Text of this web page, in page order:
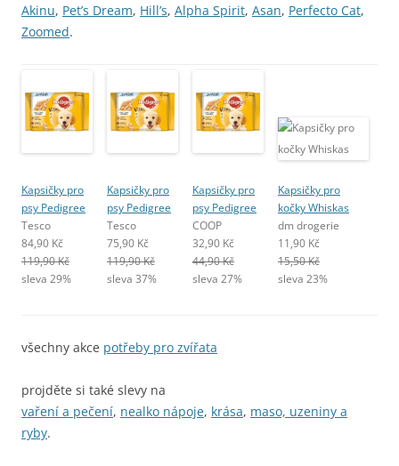
Akinu, Pet’s Dream, Hill’s, Alpha Spirit, Asan, Perfecto Cat,
Zoomed.
Kapsičky pro
psy Pedigree
Tesco
84,90 Kč
119,90 Kč
sleva 29%
Kapsičky pro
psy Pedigree
Tesco
75,90 Kč
119,90 Kč
sleva 37%
Kapsičky pro
psy Pedigree
COOP
32,90 Kč
44,90 Kč
sleva 27%
Kapsičky pro
kočky Whiskas
dm drogerie
11,90 Kč
15,50 Kč
sleva 23%
všechny akce potřeby pro zvířata
projděte si také slevy na
vaření a pečení, nealko nápoje, krása, maso, uzeniny a
ryby.